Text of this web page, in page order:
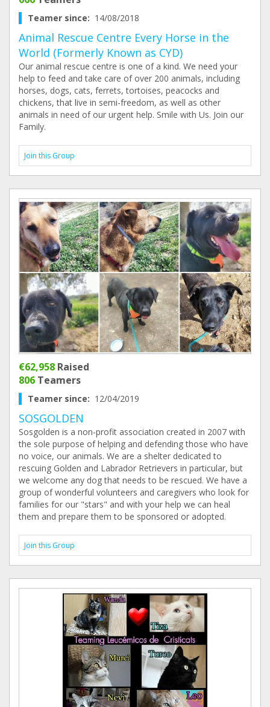
Teamer since: 14/08/2018
Animal Rescue Centre Every Horse in the
World (Formerly Known as CYD)
Our animal rescue centre is one of a kind. We need your
help to feed and take care of over 200 animals, including
horses, dogs, cats, ferrets, tortoises, peacocks and
chickens, that live in semi-freedom, as well as other
animals in need of our urgent help. Smile with Us. Join our
Family.
Join this Group
€62,958 Raised
806 Teamers
Teamer since: 12/04/2019
SOSGOLDEN
Sosgolden is a non-profit association created in 2007 with
the sole purpose of helping and defending those who have
no voice, our animals. We are a shelter dedicated to
rescuing Golden and Labrador Retrievers in particular, but
we welcome any dog that needs to be rescued. We have a
group of wonderful volunteers and caregivers who look for
families for our "stars" and with your help we can heal
them and prepare them to be sponsored or adopted.
Join this Group